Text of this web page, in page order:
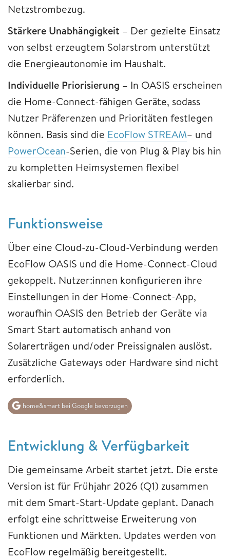
Netzstrombezug.
Stärkere Unabhängigkeit – Der gezielte Einsatz
von selbst erzeugtem Solarstrom unterstützt
die Energieautonomie im Haushalt.
Individuelle Priorisierung – In OASIS erscheinen
die Home-Connect-fähigen Geräte, sodass
Nutzer Präferenzen und Prioritäten festlegen
können. Basis sind die EcoFlow STREAM– und
PowerOcean-Serien, die von Plug & Play bis hin
zu kompletten Heimsystemen flexibel
skalierbar sind.
Funktionsweise
Über eine Cloud-zu-Cloud-Verbindung werden
EcoFlow OASIS und die Home-Connect-Cloud
gekoppelt. Nutzer:innen konfigurieren ihre
Einstellungen in der Home-Connect-App,
woraufhin OASIS den Betrieb der Geräte via
Smart Start automatisch anhand von
Solarerträgen und/oder Preissignalen auslöst.
Zusätzliche Gateways oder Hardware sind nicht
erforderlich.
home&smart bei Google bevorzugen
Entwicklung & Verfügbarkeit
Die gemeinsame Arbeit startet jetzt. Die erste
Version ist für Frühjahr 2026 (Q1) zusammen
mit dem Smart-Start-Update geplant. Danach
erfolgt eine schrittweise Erweiterung von
Funktionen und Märkten. Updates werden von
EcoFlow regelmäßig bereitgestellt.